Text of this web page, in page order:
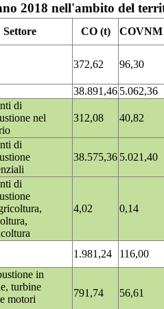
2018 nell'ambito del
Settore CO (t)
COVNM
372,62 96,30
38.891,46 5.062,36
di
nel
312,08 40,82
di
38.575,36 5.021,40
di
4,02 0,14
1.981,24
116,00
in
turbine
motori
791,74 56,61